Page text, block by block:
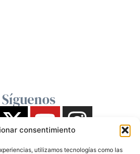
consentimiento
utilizamos tecnologías como las
Síguenos